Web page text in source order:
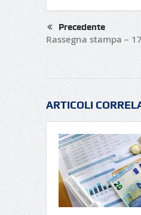
Precedente
Rassegna stampa –
ARTICOLI